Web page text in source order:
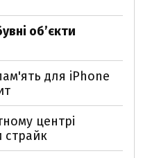
обʼєкти
для iPhone
центрі
страйк